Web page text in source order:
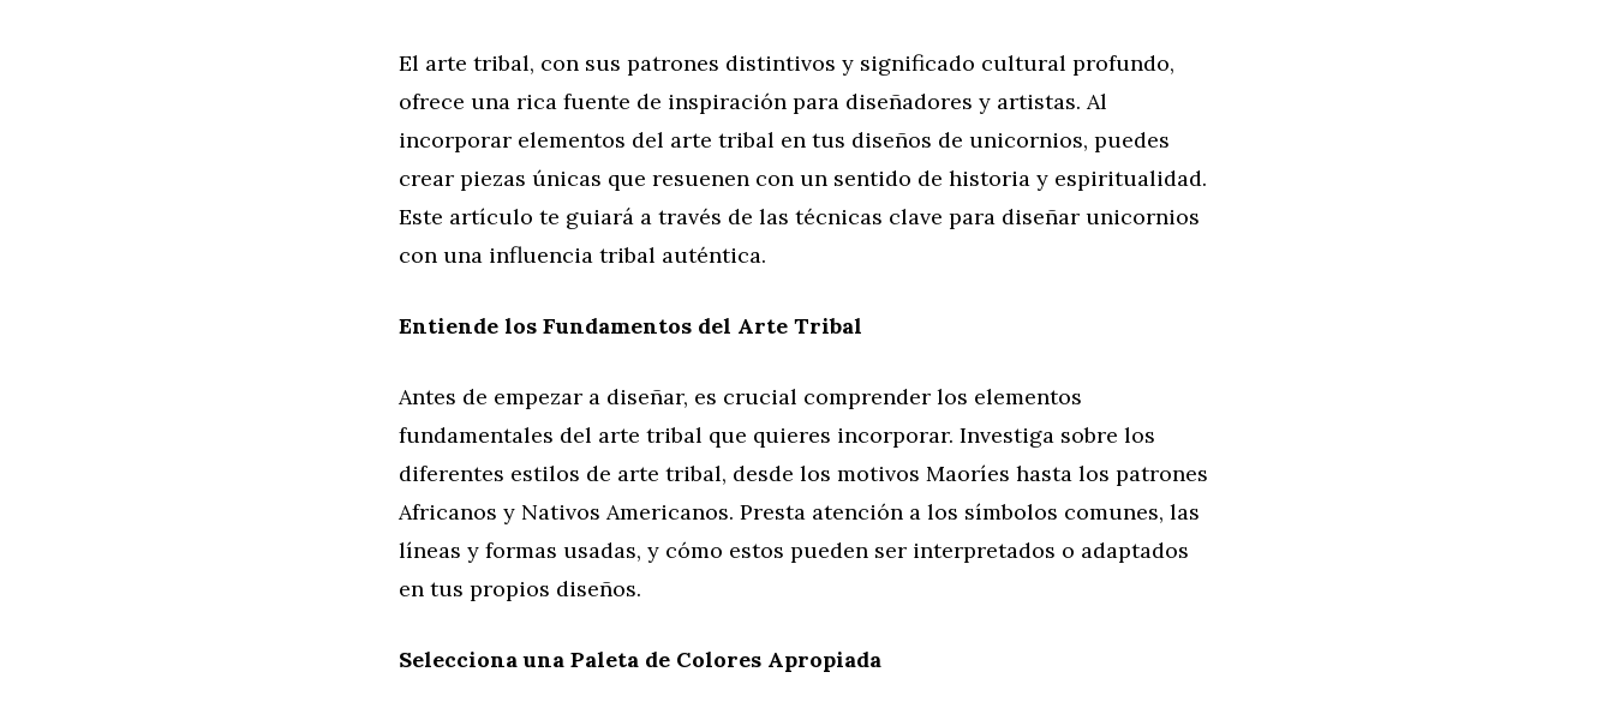
El arte tribal, con sus patrones distintivos y significado cultural profundo,
ofrece una rica fuente de inspiración para diseñadores y artistas. Al
incorporar elementos del arte tribal en tus diseños de unicornios, puedes
crear piezas únicas que resuenen con un sentido de historia y espiritualidad.
Este artículo te guiará a través de las técnicas clave para diseñar unicornios
con una influencia tribal auténtica.
Entiende los Fundamentos del Arte Tribal
Antes de empezar a diseñar, es crucial comprender los elementos
fundamentales del arte tribal que quieres incorporar. Investiga sobre los
diferentes estilos de arte tribal, desde los motivos Maoríes hasta los patrones
Africanos y Nativos Americanos. Presta atención a los símbolos comunes, las
líneas y formas usadas, y cómo estos pueden ser interpretados o adaptados
en tus propios diseños.
Selecciona una Paleta de Colores Apropiada